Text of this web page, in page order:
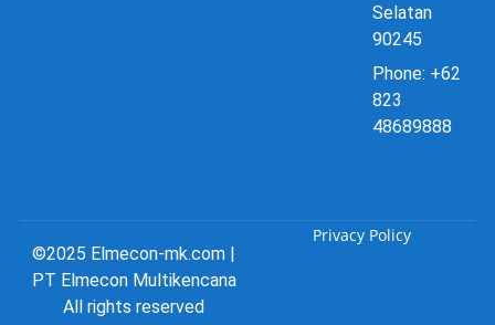
Selatan
90245
Phone: +62
823
48689888
©2025 Elmecon-mk.com |
PT Elmecon Multikencana
All rights reserved
Privacy Policy